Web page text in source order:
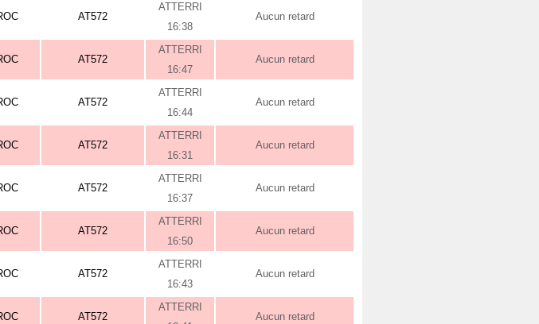
AT572
ATTERRI
16:38
Aucun retard
AT572
ATTERRI
16:47
Aucun retard
AT572
ATTERRI
16:44
Aucun retard
AT572
ATTERRI
16:31
Aucun retard
AT572
ATTERRI
16:37
Aucun retard
AT572
ATTERRI
16:50
Aucun retard
AT572
ATTERRI
16:43
Aucun retard
AT572
ATTERRI
Aucun retard